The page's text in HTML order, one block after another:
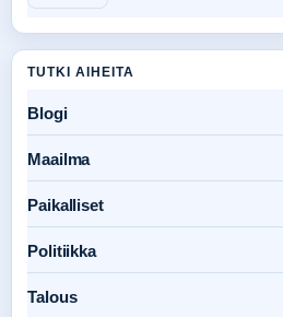
TUTKI AIHEITA
Blogi
Maailma
Paikalliset
Politiikka
Talous